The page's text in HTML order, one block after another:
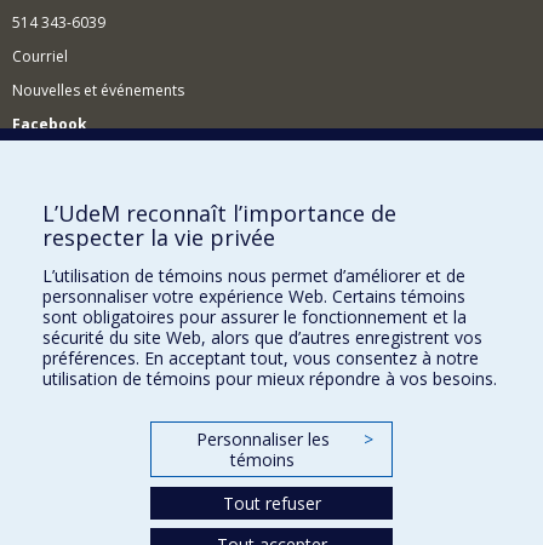
514 343-6039
Courriel
Nouvelles et événements
Facebook
Comment soutenir le Département?
BESOIN D'AIDE?
Plan du site
Signaler une erreur
Accessibilité
FACULTÉ DES ARTS ET DES SCIENCES
Nos départements et écoles
L’UdeM reconnaît l’importance de
respecter la vie privée
L’utilisation de témoins nous permet d’améliorer et de
personnaliser votre expérience Web. Certains témoins
sont obligatoires pour assurer le fonctionnement et la
sécurité du site Web, alors que d’autres enregistrent vos
préférences. En acceptant tout, vous consentez à notre
utilisation de témoins pour mieux répondre à vos besoins.
Personnaliser les
témoins
>
Tout refuser